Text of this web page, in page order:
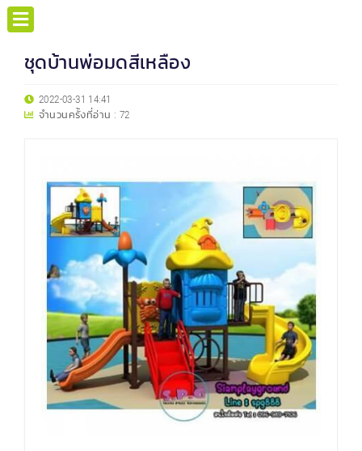
ชุดบ้านพ่อมดสีเหลือง
2022-03-31 14:41
จำนวนครั้งที่อ่าน : 72